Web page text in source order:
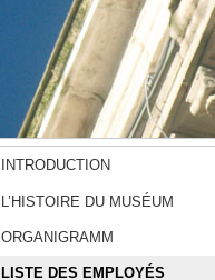
INTRODUCTION
L’HISTOIRE DU MUSÉUM
ORGANIGRAMM
LISTE DES EMPLOYÉS